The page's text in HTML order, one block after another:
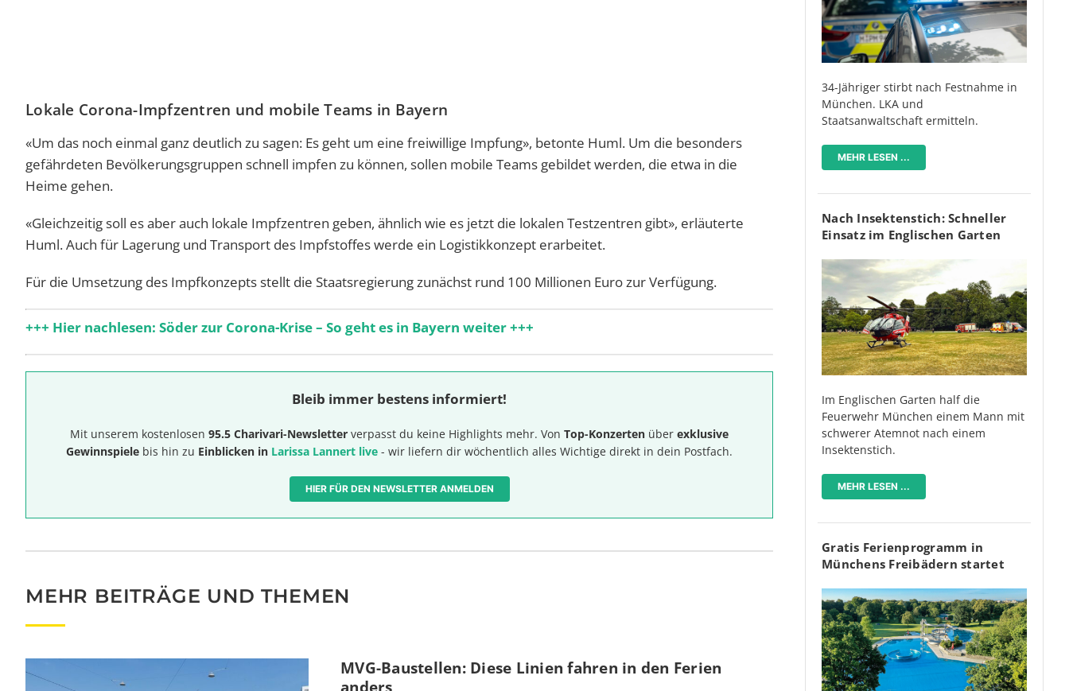
Lokale Corona-Impfzentren und mobile Teams in Bayern
«Um das noch einmal ganz deutlich zu sagen: Es geht um eine freiwillige Impfung», betonte Huml. Um die besonders
gefährdeten Bevölkerungsgruppen schnell impfen zu können, sollen mobile Teams gebildet werden, die etwa in die
Heime gehen.
«Gleichzeitig soll es aber auch lokale Impfzentren geben, ähnlich wie es jetzt die lokalen Testzentren gibt», erläuterte
Huml. Auch für Lagerung und Transport des Impfstoffes werde ein Logistikkonzept erarbeitet.
Für die Umsetzung des Impfkonzepts stellt die Staatsregierung zunächst rund 100 Millionen Euro zur Verfügung.
+++ Hier nachlesen: Söder zur Corona-Krise – So geht es in Bayern weiter +++
Bleib immer bestens informiert!
Mit unserem kostenlosen 95.5 Charivari-Newsletter verpasst du keine Highlights mehr. Von Top-Konzerten über exklusive
Gewinnspiele bis hin zu Einblicken in Larissa Lannert live - wir liefern dir wöchentlich alles Wichtige direkt in dein Postfach.
HIER FÜR DEN NEWSLETTER ANMELDEN
MEHR BEITRÄGE UND THEMEN
MVG-Baustellen: Diese Linien fahren in den Ferien
34-Jähriger stirbt nach Festnahme in
München. LKA und
Staatsanwaltschaft ermitteln.
MEHR LESEN ...
Nach Insektenstich: Schneller
Einsatz im Englischen Garten
Im Englischen Garten half die
Feuerwehr München einem Mann mit
schwerer Atemnot nach einem
Insektenstich.
MEHR LESEN ...
Gratis Ferienprogramm in
Münchens Freibädern startet